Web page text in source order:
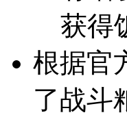
获得
根据官
了战斗